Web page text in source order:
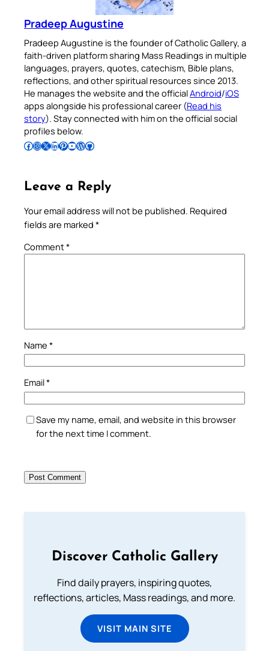
Pradeep Augustine
Pradeep Augustine is the founder of Catholic Gallery, a
faith-driven platform sharing Mass Readings in multiple
languages, prayers, quotes, catechism, Bible plans,
reflections, and other spiritual resources since 2013.
He manages the website and the officialAndroid/iOS
apps alongside his professional career (Read his
story). Stay connected with him on the official social
profiles below.
Follow Pradeep on Facebook Follow Pradeep on InstagramFollow Pradeep on X Follow Pradeep on LinkedIn Follow Pradeep on Pinterest Subscribe to Pradeep’s Youtube Channel Follow Pradeep on WordPress Follow Pradeep on GitHub
Leave a Reply
Your email address will not be published. Required
fields are marked *
Comment*
Name *
Email*
Save my name, email, and website in this browser
for the next time I comment.
Discover Catholic Gallery
Find daily prayers, inspiring quotes,
reflections, articles, Mass readings, and more.
VISIT MAIN SITE